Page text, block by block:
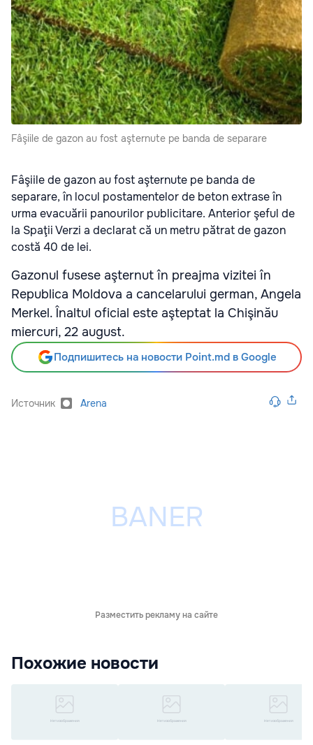
Fâşiile de gazon au fost aşternute pe banda de separare
Fâşiile de gazon au fost aşternute pe banda de
separare, în locul postamentelor de beton extrase în
urma evacuării panourilor publicitare. Anterior şeful de
la Spaţii Verzi a declarat că un metru pătrat de gazon
costă 40 de lei.
Gazonul fusese aşternut în preajma vizitei în
Republica Moldova a cancelarului german, Angela
Merkel. Înaltul oficial este aşteptat la Chişinău
miercuri, 22 august.
Подпишитесь на новости Point.md в Google
Источник Arena
Разместить рекламу на сайте
Похожие новости